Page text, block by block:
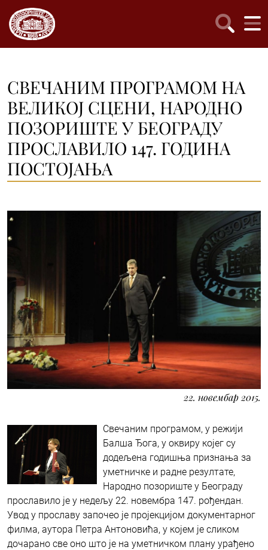
СВЕЧАНИМ ПРОГРАМОМ НА
ВЕЛИКОЈ СЦЕНИ, НАРОДНО
ПОЗОРИШТЕ У БЕОГРАДУ
ПРОСЛАВИЛО 147. ГОДИНА
ПОСТОЈАЊА
22. новембар 2015.
Свечаним програмом, у режији
Балша Ђога, у оквиру којег су
додељена годишња признања за
уметничке и радне резултате,
Народно позориште у Београду
прославило је у недељу 22. новембра 147. рођендан.
Увод у прославу започео је пројекцијом документарног
филма, аутора Петра Антоновића, у којем је сликом
дочарано све оно што је на уметничком плану урађено